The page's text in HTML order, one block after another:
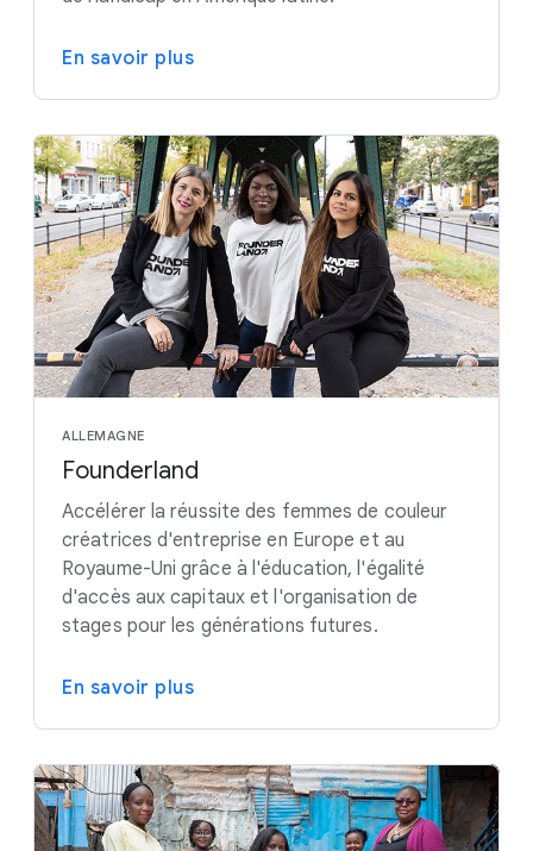
En savoir plus
ALLEMAGNE
Founderland
Accélérer la réussite des femmes de couleur
créatrices d'entreprise en Europe et au
Royaume-Uni grâce à l'éducation, l'égalité
d'accès aux capitaux et l'organisation de
stages pour les générations futures.
En savoir plus